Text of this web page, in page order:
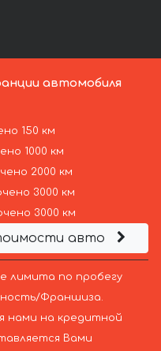
автомобиля
150 км
1000 км
2000 км
3000 км
3000 км
авто
лимита по пробегу
Франшиза.
нами на кредитной
Вами